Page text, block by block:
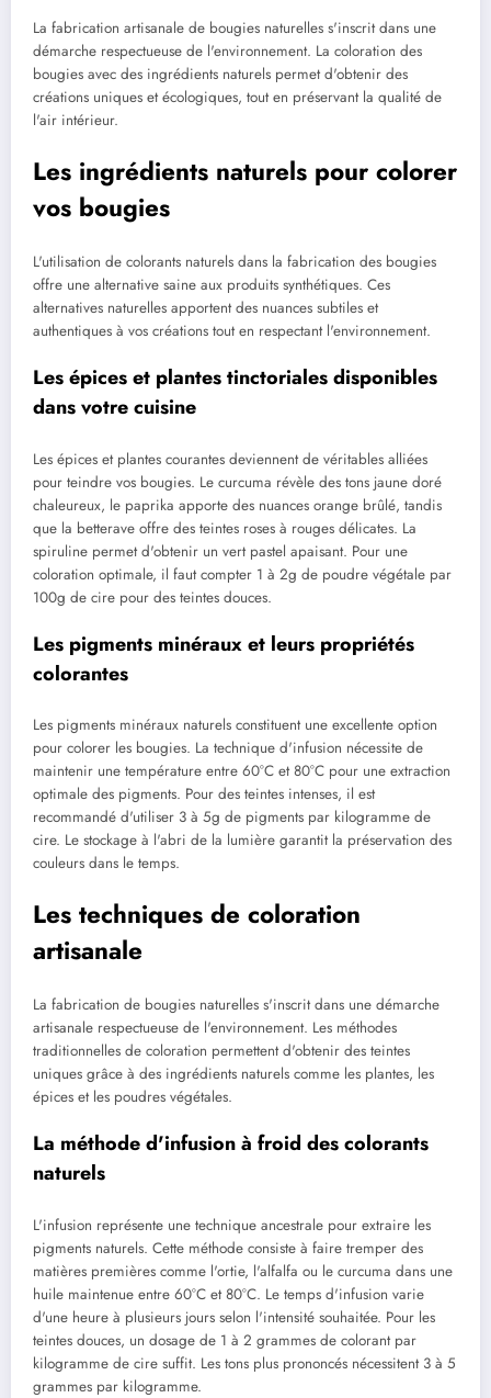
La fabrication artisanale de bougies naturelles s'inscrit dans une
démarche respectueuse de l'environnement. La coloration des
bougies avec des ingrédients naturels permet d'obtenir des
créations uniques et écologiques, tout en préservant la qualité de
l'air intérieur.
Les ingrédients naturels pour colorer
vos bougies
L'utilisation de colorants naturels dans la fabrication des bougies
offre une alternative saine aux produits synthétiques. Ces
alternatives naturelles apportent des nuances subtiles et
authentiques à vos créations tout en respectant l'environnement.
Les épices et plantes tinctoriales disponibles
dans votre cuisine
Les épices et plantes courantes deviennent de véritables alliées
pour teindre vos bougies. Le curcuma révèle des tons jaune doré
chaleureux, le paprika apporte des nuances orange brûlé, tandis
que la betterave offre des teintes roses à rouges délicates. La
spiruline permet d'obtenir un vert pastel apaisant. Pour une
coloration optimale, il faut compter 1 à 2g de poudre végétale par
100g de cire pour des teintes douces.
Les pigments minéraux et leurs propriétés
colorantes
Les pigments minéraux naturels constituent une excellente option
pour colorer les bougies. La technique d'infusion nécessite de
maintenir une température entre 60°C et 80°C pour une extraction
optimale des pigments. Pour des teintes intenses, il est
recommandé d'utiliser 3 à 5g de pigments par kilogramme de
cire. Le stockage à l'abri de la lumière garantit la préservation des
couleurs dans le temps.
Les techniques de coloration
artisanale
La fabrication de bougies naturelles s'inscrit dans une démarche
artisanale respectueuse de l'environnement. Les méthodes
traditionnelles de coloration permettent d'obtenir des teintes
uniques grâce à des ingrédients naturels comme les plantes, les
épices et les poudres végétales.
La méthode d'infusion à froid des colorants
naturels
L'infusion représente une technique ancestrale pour extraire les
pigments naturels. Cette méthode consiste à faire tremper des
matières premières comme l'ortie, l'alfalfa ou le curcuma dans une
huile maintenue entre 60°C et 80°C. Le temps d'infusion varie
d'une heure à plusieurs jours selon l'intensité souhaitée. Pour les
teintes douces, un dosage de 1 à 2 grammes de colorant par
kilogramme de cire suffit. Les tons plus prononcés nécessitent 3 à 5
grammes par kilogramme.